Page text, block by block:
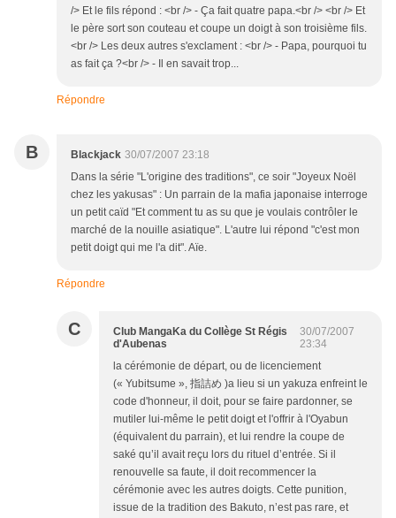
/> Et le fils répond : <br /> - Ça fait quatre papa.<br /> <br /> Et
le père sort son couteau et coupe un doigt à son troisième fils.
<br /> Les deux autres s'exclament : <br /> - Papa, pourquoi tu
as fait ça ?<br /> - Il en savait trop...
Répondre
B Blackjack 30/07/2007 23:18
Dans la série "L'origine des traditions", ce soir "Joyeux Noël
chez les yakusas" : Un parrain de la mafia japonaise interroge
un petit caïd "Et comment tu as su que je voulais contrôler le
marché de la nouille asiatique". L'autre lui répond "c'est mon
petit doigt qui me l'a dit". Aïe.
Répondre
C
Club MangaKa du Collège St Régis
d'Aubenas
30/07/2007
23:34
la cérémonie de départ, ou de licenciement
(« Yubitsume », 指詰め )a lieu si un yakuza enfreint le
code d'honneur, il doit, pour se faire pardonner, se
mutiler lui-même le petit doigt et l'offrir à l'Oyabun
(équivalent du parrain), et lui rendre la coupe de
saké qu’il avait reçu lors du rituel d’entrée. Si il
renouvelle sa faute, il doit recommencer la
cérémonie avec les autres doigts. Cette punition,
issue de la tradition des Bakuto, n’est pas rare, et